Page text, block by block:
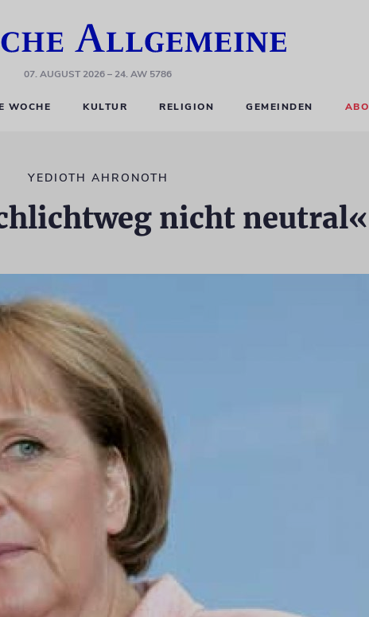
07. AUGUST 2026– 24. AW 5786
WOCHE KULTUR RELIGION GEMEINDEN ABO
YEDIOTH AHRONOTH
nicht neutral«